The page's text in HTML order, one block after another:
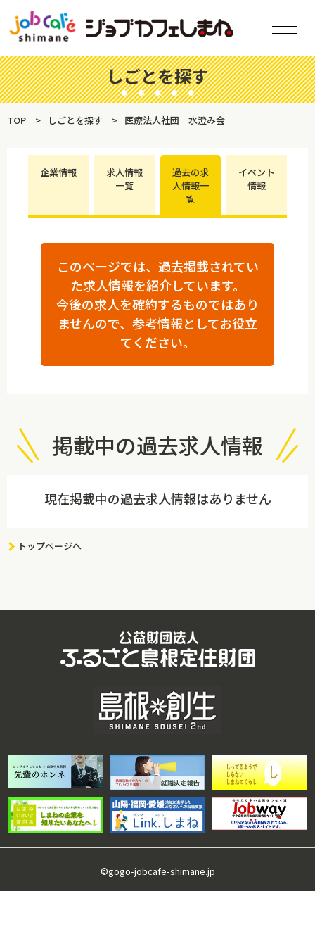
しごとを探す
TOP しごとを探す 医療法人社団 水澄み会
企業情報
求人情報
一覧
過去の求
人情報一
覧
イベント
情報
このページでは、過去掲載されてい
た求人情報を紹介しています。
今後の求人を確約するものではあり
ませんので、参考情報としてお役立
てください。
掲載中の過去求人情報
現在掲載中の過去求人情報はありません
トップページへ
©gogo-jobcafe-shimane.jp